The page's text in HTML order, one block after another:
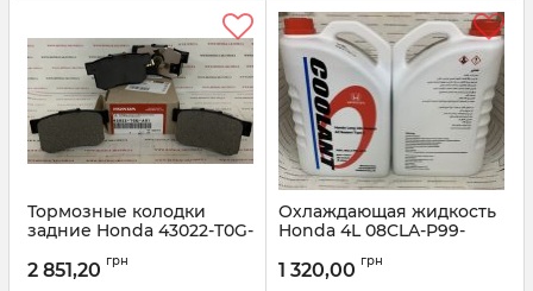
Тормозные колодки
задние Honda 43022-T0G-
Артикул: 43022T0GA01
2 851,20 грн
Охлаждающая жидкость
Honda 4L 08CLA-P99-
Артикул: 08CLAP9914ZY8
1 320,00 грн